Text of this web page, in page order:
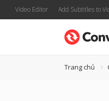
Video Editor Add Subtitles to
Trang chủ